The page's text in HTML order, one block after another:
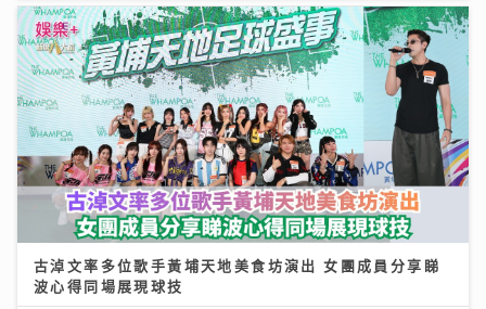
古淖文率多位歌手黃埔天地美食坊演出 女團成員分享睇
波心得同場展現球技